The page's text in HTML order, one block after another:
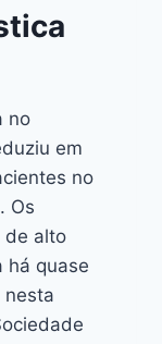
no
em
no
Os
de alto
há quase
nesta